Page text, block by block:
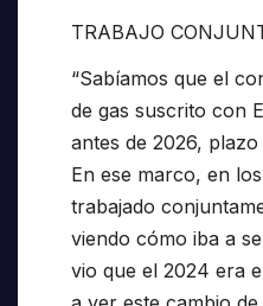
TRABAJO
“Sabíamos que el
de gas suscrito con
antes de 2026,
En ese marco, en
trabajado
viendo cómo iba a
vio que el 2024 era